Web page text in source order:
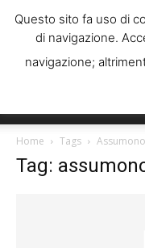
Home Tags
Tag:
Questo sito fa uso di
di navigazione.
navigazione;